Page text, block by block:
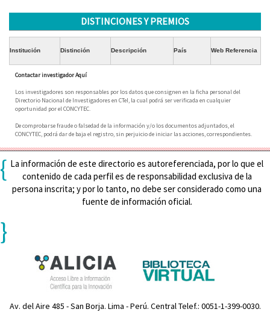
DISTINCIONES Y PREMIOS
Institución Distinción Descripción País Web Referencia
Contactar investigador Aquí
Los investigadores son responsables por los datos que consignen en la ficha personal del
Directorio Nacional de Investigadores en CTeI, la cual podrá ser verificada en cualquier
oportunidad por el CONCYTEC.
De comprobarse fraude o falsedad de la información y/o los documentos adjuntados, el
CONCYTEC, podrá dar de baja el registro, sin perjuicio de iniciar las acciones, correspondientes.
{ La información de este directorio es autoreferenciada, por lo que el
contenido de cada perfil es de responsabilidad exclusiva de la
persona inscrita; y por lo tanto, no debe ser considerado como una
fuente de información oficial.
}
Av. del Aire 485 - San Borja. Lima - Perú. Central Telef.: 0051-1-399-0030.